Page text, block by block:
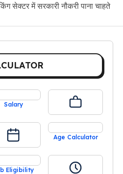
सेक्टर में सरकारी नौकरी पाना चाहते
Salary
Age Calculator
Eligibility